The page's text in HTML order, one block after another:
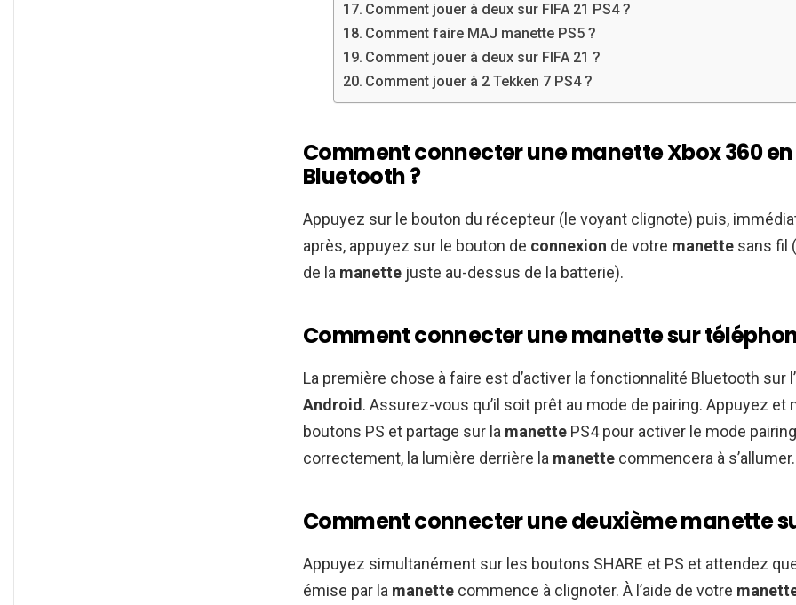
Comment jouer à deux sur FIFA 21 PS4 ?
Comment faire MAJ manette PS5 ?
Comment jouer à deux sur FIFA 21 ?
Comment jouer à 2 Tekken 7 PS4 ?
Comment connecter une manette Xbox 360 en
Bluetooth ?
Appuyez sur le bouton du récepteur (le voyant clignote) puis,
après, appuyez sur le bouton de connexion de votre manette sans fil
de la manette juste au-dessus de la batterie).
Comment connecter une manette sur
La première chose à faire est d’activer la fonctionnalité Bluetooth sur
Android . Assurez-vous qu’il soit prêt au mode de pairing. Appuyez et
boutons PS et partage sur la manette PS4 pour activer le mode
correctement, la lumière derrière la manette commencera à s’allumer.
Comment connecter une deuxième manette
Appuyez simultanément sur les boutons SHARE et PS et attendez
émise par la manette commence à clignoter. À l’aide de votre